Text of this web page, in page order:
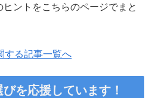
ントをこちらのページでまと
する記事一覧へ
を応援しています！